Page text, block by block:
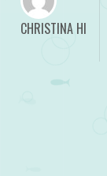
CHRISTINA HI